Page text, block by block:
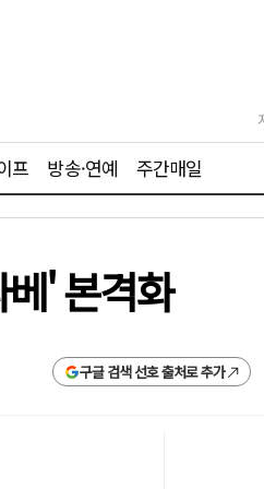
프 방송·연예 주간매일
' 본격화
구글 검색 선호 출처로 추가